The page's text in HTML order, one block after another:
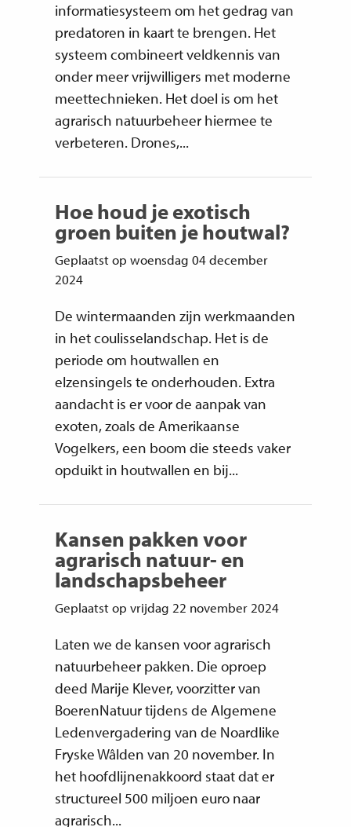
informatiesysteem om het gedrag van
predatoren in kaart te brengen. Het
systeem combineert veldkennis van
onder meer vrijwilligers met moderne
meettechnieken. Het doel is om het
agrarisch natuurbeheer hiermee te
verbeteren. Drones,...
Hoe houd je exotisch
groen buiten je houtwal?
Geplaatst op woensdag 04 december
2024
De wintermaanden zijn werkmaanden
in het coulisselandschap. Het is de
periode om houtwallen en
elzensingels te onderhouden. Extra
aandacht is er voor de aanpak van
exoten, zoals de Amerikaanse
Vogelkers, een boom die steeds vaker
opduikt in houtwallen en bij...
Kansen pakken voor
agrarisch natuur- en
landschapsbeheer
Geplaatst op vrijdag 22 november 2024
Laten we de kansen voor agrarisch
natuurbeheer pakken. Die oproep
deed Marije Klever, voorzitter van
BoerenNatuur tijdens de Algemene
Ledenvergadering van de Noardlike
Fryske Wâlden van 20 november. In
het hoofdlijnenakkoord staat dat er
structureel 500 miljoen euro naar
agrarisch...